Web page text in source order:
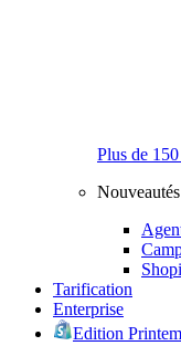
Plus de
Nouveautés
Tarification
Enterprise
Edition